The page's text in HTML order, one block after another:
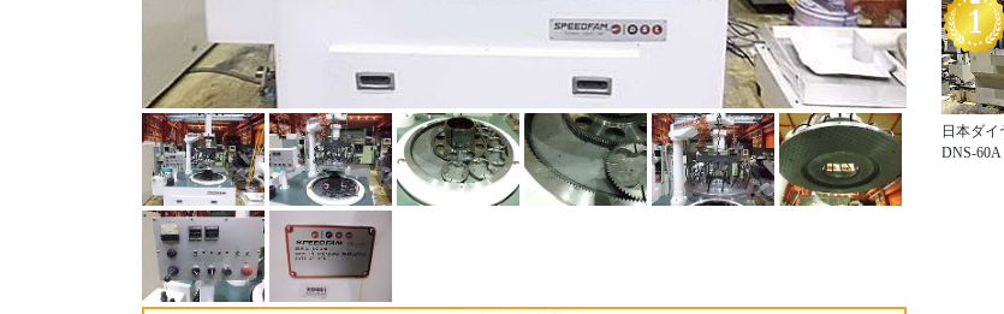
日本ダイ
DNS-60A